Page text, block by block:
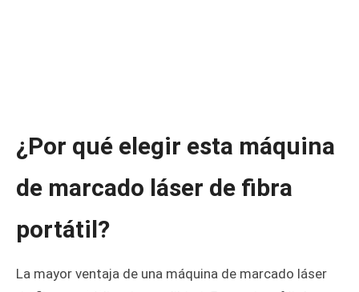
¿Por qué elegir esta máquina
de marcado láser de fibra
portátil?
La mayor ventaja de una máquina de marcado láser